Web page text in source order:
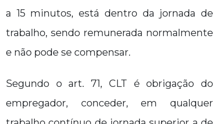
a 15 minutos, está dentro da jornada de
trabalho, sendo remunerada normalmente
e não pode se compensar.
Segundo o art. 71, CLT é obrigação do
empregador, conceder, em qualquer